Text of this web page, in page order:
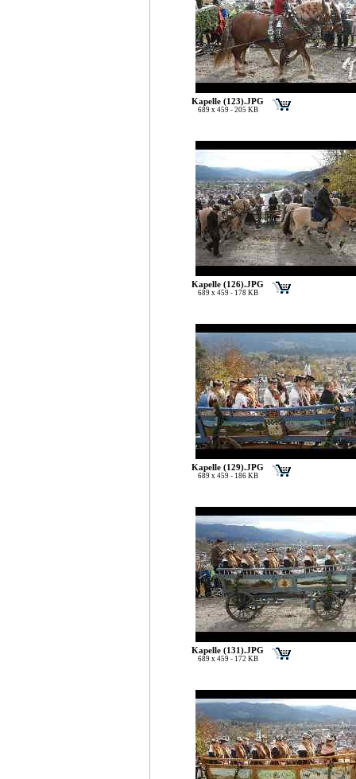
Kapelle (123).JPG
689 x 459 - 205 KB
Kapelle (126).JPG
689 x 459 - 178 KB
Kapelle (129).JPG
689 x 459 - 186 KB
Kapelle (131).JPG
689 x 459 - 172 KB